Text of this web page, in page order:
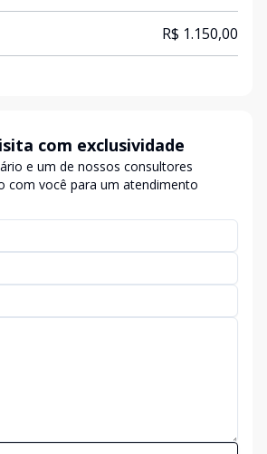
R$ 1.150,00
com exclusividade
e um de nossos consultores
com você para um atendimento